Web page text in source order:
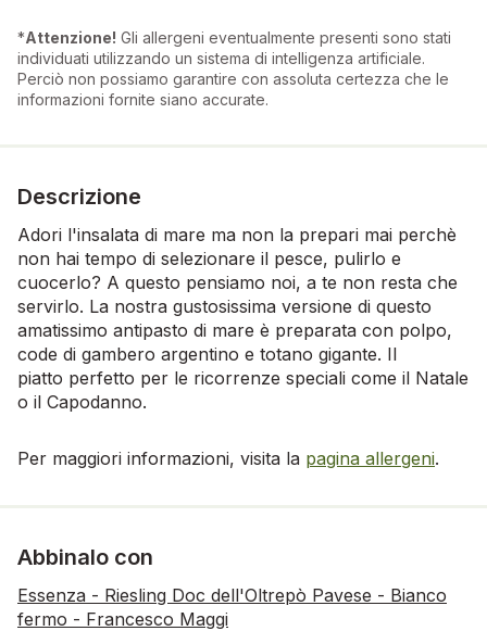
*Attenzione! Gli allergeni eventualmente presenti sono stati
individuati utilizzando un sistema di intelligenza artificiale.
Perciò non possiamo garantire con assoluta certezza che le
informazioni fornite siano accurate.
Descrizione
Adori l'insalata di mare ma non la prepari mai perchè
non hai tempo di selezionare il pesce, pulirlo e
cuocerlo? A questo pensiamo noi, a te non resta che
servirlo. La nostra gustosissima versione di questo
amatissimo antipasto di mare è preparata con polpo,
code di gambero argentino e totano gigante. Il
piatto perfetto per le ricorrenze speciali come il Natale
o il Capodanno.
Per maggiori informazioni, visita la pagina allergeni.
Abbinalo con
Essenza - Riesling Doc dell'Oltrepò Pavese - Bianco
fermo - Francesco Maggi